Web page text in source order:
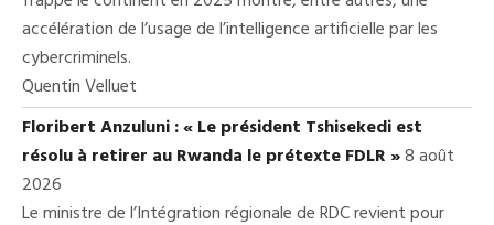
accélération de l’usage de l’intelligence artificielle par les
cybercriminels.
Quentin Velluet
Floribert Anzuluni : « Le président Tshisekedi est
résolu à retirer au Rwanda le prétexte FDLR »8 août
2026
Le ministre de l’Intégration régionale de RDC revient pour